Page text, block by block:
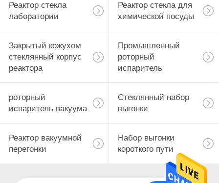
Реактор стекла
лаборатории
Реактор стекла для
химической посуды
Закрытый кожухом
стеклянный корпус
реактора
Промышленный
роторный
испаритель
роторный
испаритель вакуума
Стеклянный набор
выгонки
Реактор вакуумной
перегонки
Набор выгонки
короткого пути